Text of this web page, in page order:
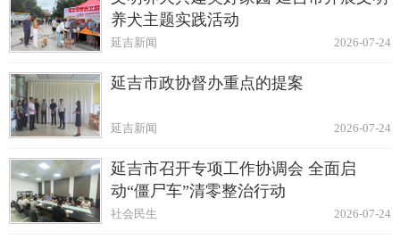
养犬主题实践活动
2026-07-24
延吉新闻
延吉市政协督办重点的提案
2026-07-24
延吉新闻
延吉市召开专项工作协调会 全面启
动“僵尸车”清零整治行动
2026-07-24
社会民生